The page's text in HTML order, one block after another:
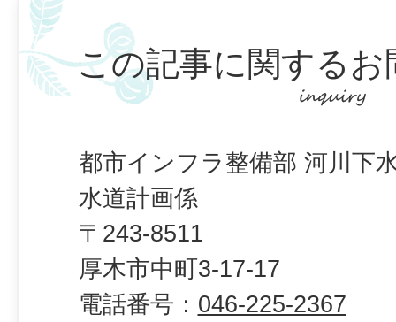
この記事に関するお
都市インフラ整備部 河川下
水道計画係
〒243-8511
厚木市中町3-17-17
電話番号： 046-225-2367